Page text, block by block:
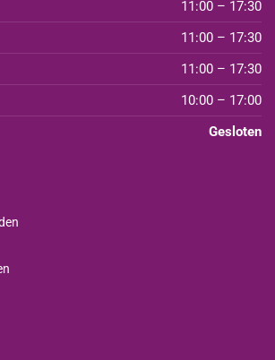
11:00 – 17:30
11:00 – 17:30
11:00 – 17:30
10:00 – 17:00
Gesloten